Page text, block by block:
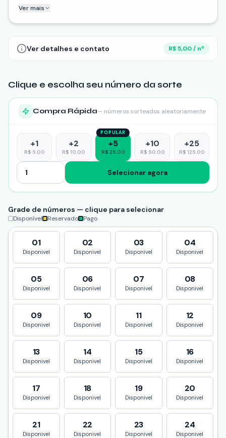
ganhar! Cada número comprado não só te coloca mais
perto do prêmio, como também contribui para uma
causa nob
Ver mais
Ver detalhes e contato R$ 5,00 / nº
Clique e escolha seu número da sorte
Compra Rápida— números sorteados aleatoriamente
+1
R$ 5.00
+2
R$ 10.00
POPULAR
+5
R$ 25.00
+10
R$ 50.00
+25
R$ 125.00
Selecionar agora
Grade de números — clique para selecionar
Disponível Reservado Pago
01
Disponivel
02
Disponivel
03
Disponivel
04
Disponivel
05
Disponivel
06
Disponivel
07
Disponivel
08
Disponivel
09
Disponivel
10
Disponivel
11
Disponivel
12
Disponivel
13
Disponivel
14
Disponivel
15
Disponivel
16
Disponivel
17
Disponivel
18
Disponivel
19
Disponivel
20
Disponivel
21
Disponivel
22
Disponivel
23
Disponivel
24
Disponivel